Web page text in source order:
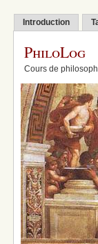
Introduction
PhiloLog
Cours de